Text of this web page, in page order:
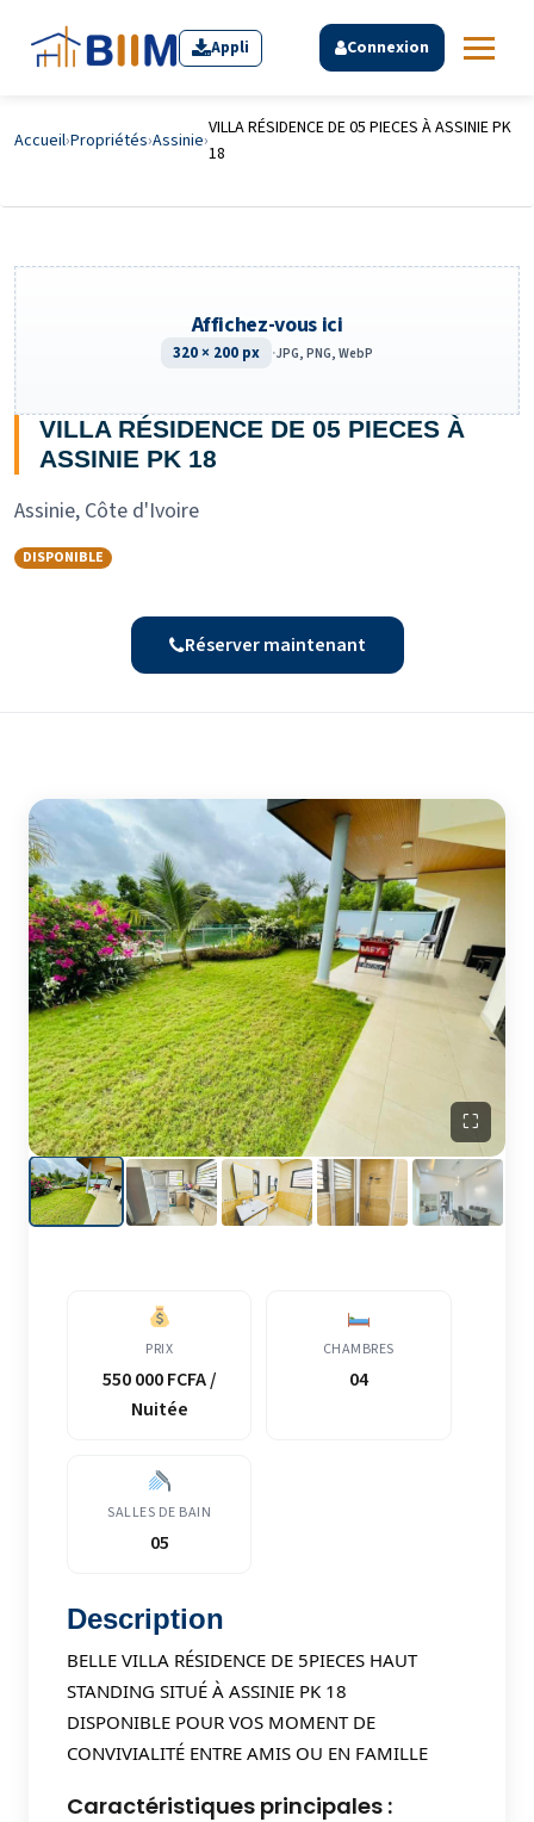
Appli Connexion
Accueil›Propriétés›Assinie›
VILLA RÉSIDENCE DE 05 PIECES À ASSINIE PK
18
VILLA RÉSIDENCE DE 05 PIECES À
ASSINIE PK 18
Assinie, Côte d'Ivoire
DISPONIBLE
Réserver maintenant
Affichez-vous ici
320 × 200 px ·JPG, PNG, WebP
⛶
PRIX
550 000 FCFA /
Nuitée
CHAMBRES
04
SALLES DE BAIN
05
Description
BELLE VILLA RÉSIDENCE DE 5PIECES HAUT
STANDING SITUÉ À ASSINIE PK 18
DISPONIBLE POUR VOS MOMENT DE
CONVIVIALITÉ ENTRE AMIS OU EN FAMILLE
Caractéristiques principales :